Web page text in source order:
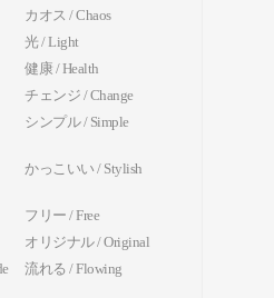
カオス / Chaos
光 / Light
健康 / Health
チェンジ / Change
シンプル / Simple
かっこいい / Stylish
フリー / Free
オリジナル / Original
流れる / Flowing